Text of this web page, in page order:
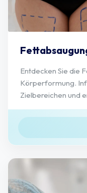
Entdecken Sie die
Körperformung.
Zielbereichen und